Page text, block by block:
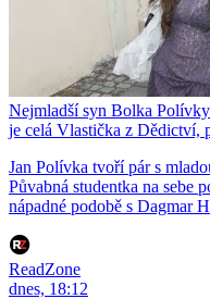
Nejmladší syn Bolka
je celá Vlastička z Dědictví,
Jan Polívka tvoří pár s
Půvabná studentka na sebe
nápadné podobě s Dagmar
ReadZone
dnes, 18:12